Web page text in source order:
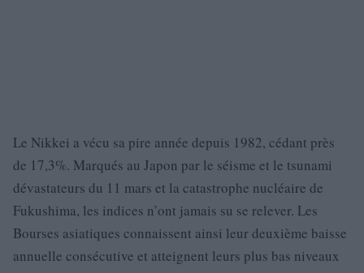
Le Nikkei a vécu sa pire année depuis 1982, cédant près
de 17,3%. Marqués au Japon par le séisme et le tsunami
dévastateurs du 11 mars et la catastrophe nucléaire de
Fukushima, les indices n’ont jamais su se relever. Les
Bourses asiatiques connaissent ainsi leur deuxième baisse
annuelle consécutive et atteignent leurs plus bas niveaux